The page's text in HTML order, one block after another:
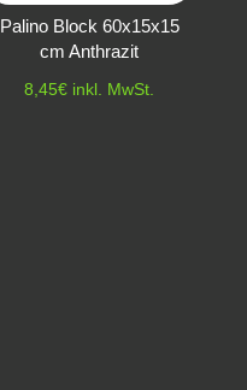
Palino Block 60x15x15
cm Anthrazit
8,45€ inkl. MwSt.